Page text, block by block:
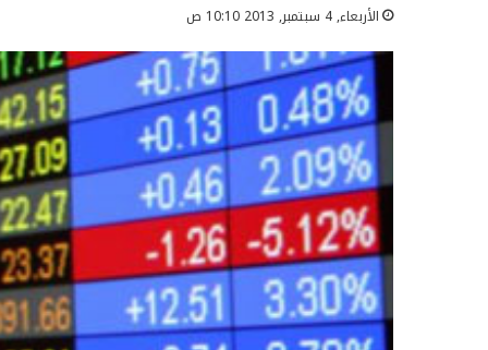
الأربعاء, 4 سبتمبر, 2013 10:10 ص